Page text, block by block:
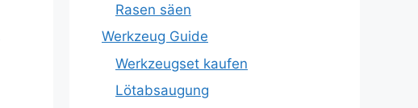
Rasen säen
Werkzeug Guide
Werkzeugset kaufen
Lötabsaugung